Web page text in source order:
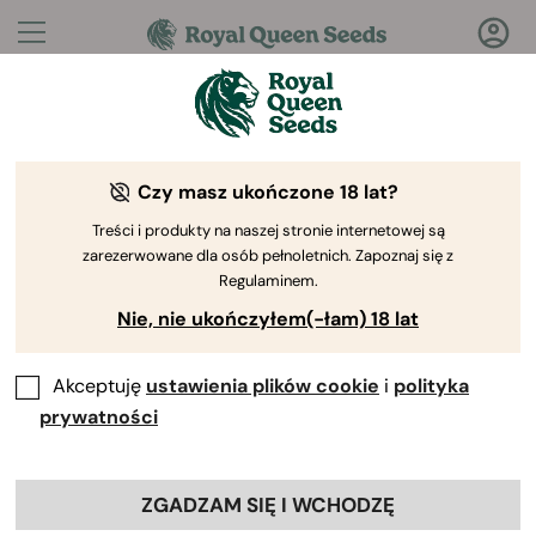
Pytania?Odpowiedzi!
Witamy w Royal Queen Seeds Help Center
Help Center > Moje zamówienia Back
Czy masz ukończone 18 lat?
Treści i produkty na naszej stronie internetowej są
zarezerwowane dla osób pełnoletnich. Zapoznaj się z
Regulaminem.
Nie, nie ukończyłem(-łam) 18 lat
Akceptuję ustawienia plików cookie i polityka
prywatności
ZGADZAM SIĘ I WCHODZĘ